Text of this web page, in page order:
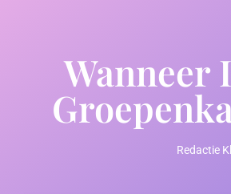
Wanneer
Redactie